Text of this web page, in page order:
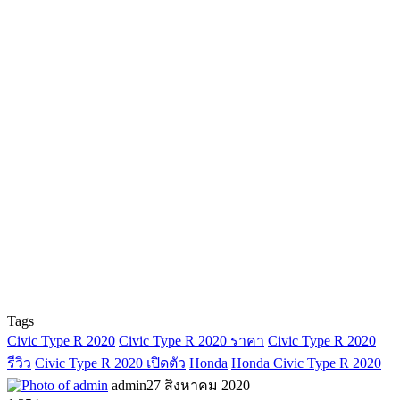
Tags
Civic Type R 2020 Civic Type R 2020 ราคา Civic Type R 2020
รีวิว Civic Type R 2020 เปิดตัว Honda Honda Civic Type R 2020
admin27 สิงหาคม 2020